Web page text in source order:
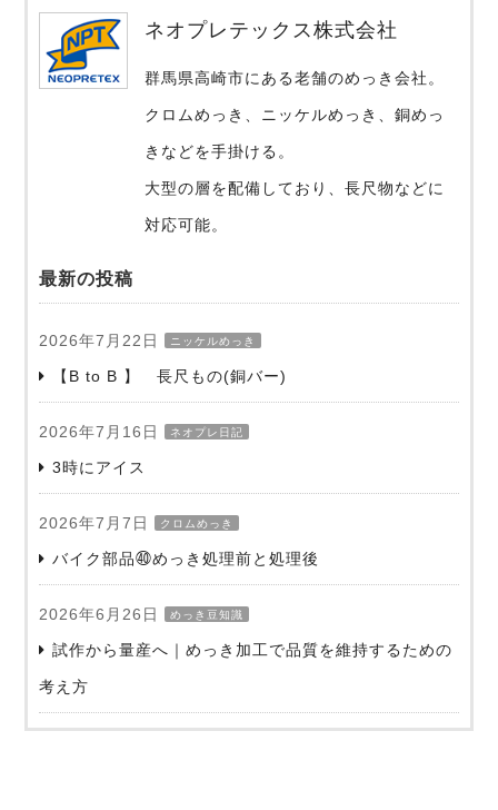
ネオプレテックス株式会社
群馬県高崎市にある老舗のめっき会社。
クロムめっき、ニッケルめっき、銅めっ
きなどを手掛ける。
大型の層を配備しており、長尺物などに
対応可能。
最新の投稿
2026年7月22日 ニッケルめっき
【B to B 】 長尺もの(銅バー)
2026年7月16日 ネオプレ日記
3時にアイス
2026年7月7日 クロムめっき
バイク部品㊵めっき処理前と処理後
2026年6月26日 めっき豆知識
試作から量産へ｜めっき加工で品質を維持するための
考え方